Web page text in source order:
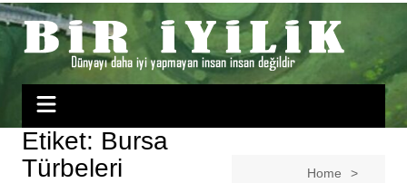
Etiket: Bursa
Türbeleri
Home